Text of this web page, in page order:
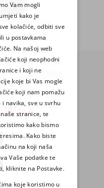
Pharmatheka
Vam mogli
kako je
kolačiće, odbiti sve
u postavkama
Na našoj web
koji neophodni
i koji ne
koje bi Vas mogle
koji nam pomažu
navika, sve u svrhu
stranice, te
kako bismo
Kako biste
na koji naša
Vaše podatke te
kliknite na Postavke.
koje koristimo u